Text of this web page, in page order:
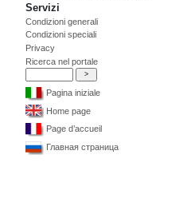
Servizi
Condizioni generali
Condizioni speciali
Privacy
Ricerca nel portale
Pagina iniziale
Home page
Page d’accueil
Главная страница